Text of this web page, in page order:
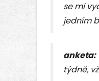
se mi
jedním
anketa:
týdně,